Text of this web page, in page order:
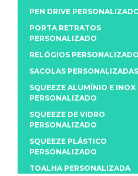
PEN DRIVE
PORTA RETRATOS
PERSONALIZADO
RELÓGIOS
SACOLAS PERSONALIZADAS
SQUEEZE ALUMÍNIO E INOX
PERSONALIZADO
SQUEEZE DE VIDRO
PERSONALIZADO
SQUEEZE PLÁSTICO
PERSONALIZADO
TOALHA PERSONALIZADA